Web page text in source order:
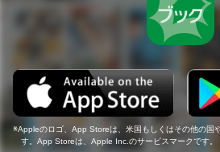
Appleのロゴ、App Storeは、米国もしくはその他の国
す。App Storeは、Apple Inc.のサービスマークです。